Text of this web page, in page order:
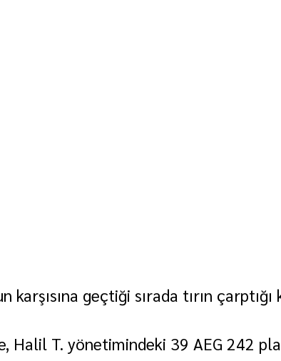
karşısına geçtiği sırada tırın çarptığı
Halil T. yönetimindeki 39 AEG 242